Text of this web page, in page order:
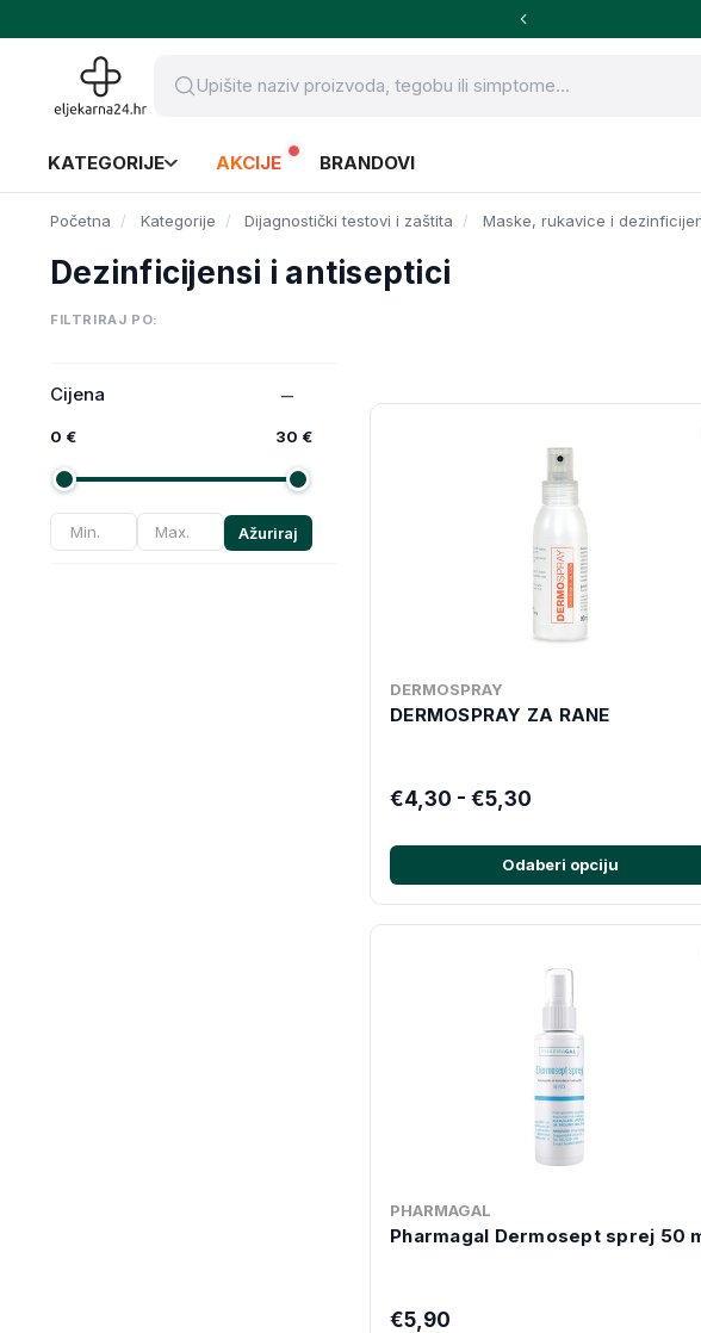
KATEGORIJE AKCIJE BRANDOVI
Početna Kategorije Dijagnostički testovi i zaštita Maske, rukavice i
Dezinficijensi i antiseptici
FILTRIRAJ PO:
Cijena
0 € 30 €
Ažuriraj
DERMOSPRAY
DERMOSPRAY ZA RANE
€4,30 - €5,30
Odaberi opciju
PHARMAGAL
Pharmagal Dermosept sprej 50
€5,90